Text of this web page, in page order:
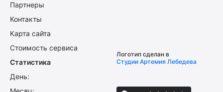
Партнеры
Контакты
Карта сайта
Стоимость сервиса
Статистика
День:
Логотип сделан в
Студии Артемия Лебедева